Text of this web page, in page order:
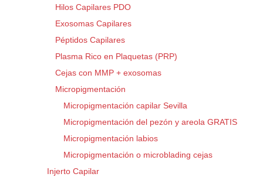
Hilos Capilares PDO
Exosomas Capilares
Péptidos Capilares
Plasma Rico en Plaquetas (PRP)
Cejas con MMP + exosomas
Micropigmentación
Micropigmentación capilar Sevilla
Micropigmentación del pezón y areola GRATIS
Micropigmentación labios
Micropigmentación o microblading cejas
Injerto Capilar